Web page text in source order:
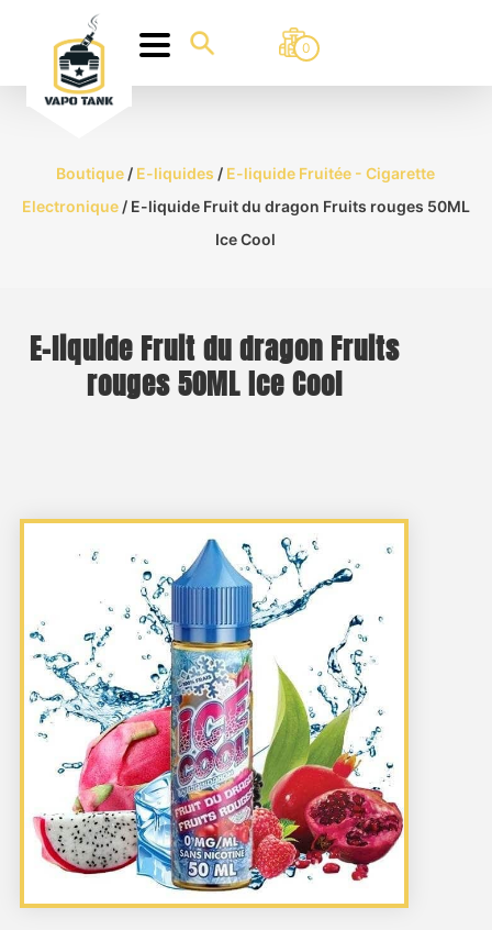
0
Boutique / E-liquides / E-liquide Fruitée - Cigarette
Electronique/ E-liquide Fruit du dragon Fruits rouges 50ML
Ice Cool
E-liquide Fruit du dragon Fruits
rouges 50ML Ice Cool